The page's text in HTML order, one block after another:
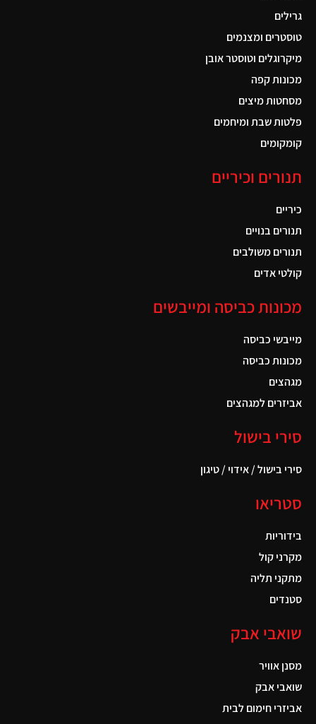
גרילים
טוסטרים ומצנמים
מיקרוגלים וטוסטר אובן
מכונות קפה
מסחטות מיצים
פלטות שבת ומיחמים
קומקומים
תנורים וכיריים
כיריים
תנורים בנויים
תנורים משולבים
קולטי אדים
מכונות כביסה ומייבשים
מייבשי כביסה
מכונות כביסה
מגהצים
אביזרים למגהצים
סירי בישול
סירי בישול / אידוי / טיגון
סטריאו
בידוריות
מקרני קול
מתקני תליה
סטנדים
שואבי אבק
מסנן אוויר
שואבי אבק
אביזרי חימום לבית